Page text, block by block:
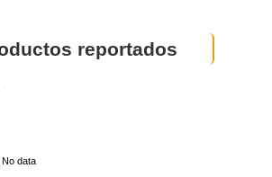
reportados
No data